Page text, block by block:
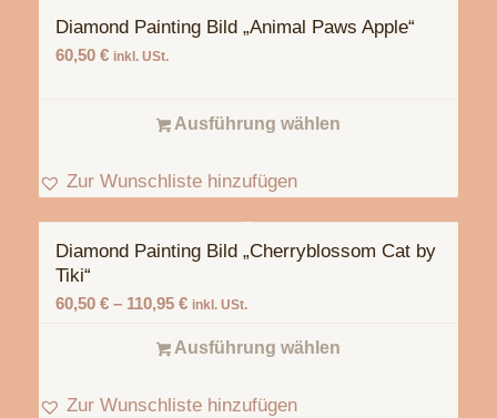
Diamond Painting Bild „Animal Paws Apple“
60,50 € inkl. USt.
Ausführung wählen
Zur Wunschliste hinzufügen
Diamond Painting Bild „Cherryblossom Cat by
Tiki“
60,50 €– 110,95 € inkl. USt.
Ausführung wählen
Zur Wunschliste hinzufügen